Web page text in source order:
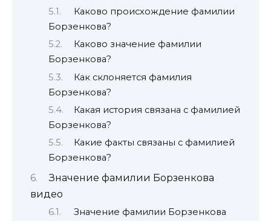
Каково происхождение фамилии
Борзенкова?
Каково значение фамилии
Борзенкова?
Как склоняется фамилия
Борзенкова?
Какая история связана с фамилией
Борзенкова?
Какие факты связаны с фамилией
Борзенкова?
Значение фамилии Борзенкова
видео
Значение фамилии Борзенкова